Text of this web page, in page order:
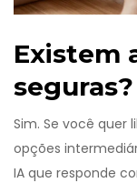
Existem
seguras?
Sim. Se você quer
opções
IA que responde